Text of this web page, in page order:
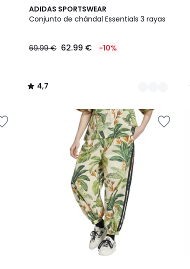
ADIDAS SPORTSWEAR
Conjunto de chándal Essentials 3 rayas
69.99 € 62.99 € -10%
4,7
/ 5
4
Colores
4,7
/